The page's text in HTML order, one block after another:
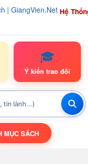
Hệ
🎓
Ý kiến trao đổi
NAVIGATION
MỤC SÁCH